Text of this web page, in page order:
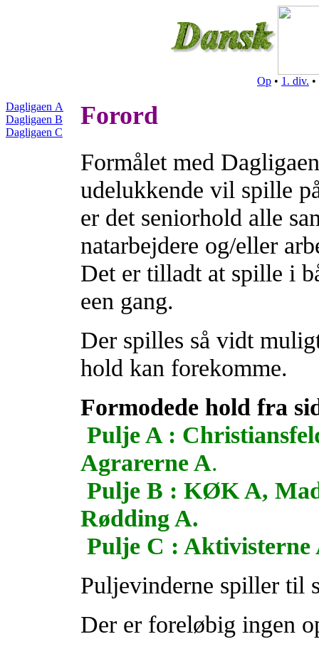
Op • 1. div. •
Dagligaen A
Dagligaen B
Dagligaen C
Forord
Formålet med
udelukkende vil spille
er det seniorhold alle
natarbejdere og/eller
Det er tilladt at spille i
een gang.
Der spilles så vidt
hold kan forekomme.
Formodede hold fra
Pulje A :
Agrarerne A.
Pulje B : KØK A,
Rødding A.
Pulje C :
Puljevinderne spiller til
Der er foreløbig ingen